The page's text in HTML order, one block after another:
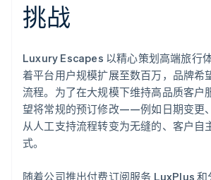
挑战
Luxury Escapes 以精心策划高端旅行
着平台用户规模扩展至数百万，品牌希
流程。为了在大规模下维持高品质客户
望将常规的预订修改——例如日期变
从人工支持流程转变为无缝的、客户自
式。
随着公司推出付费订阅服务 LuxPlus 和